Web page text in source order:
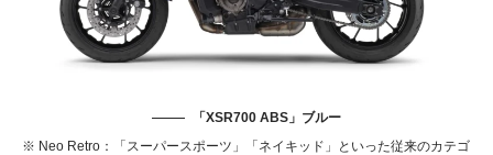
「XSR700 ABS」ブルー
※ Neo Retro：「スーパースポーツ」「ネイキッド」といった従来のカテゴ